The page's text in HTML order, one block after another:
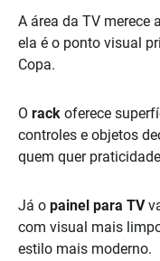
A área da TV merece
ela é o ponto visual
Copa.
O rack oferece
controles e objetos
quem quer
Já o painel para TV
com visual mais
estilo mais moderno.